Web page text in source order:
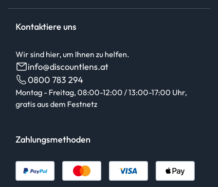
Kontaktiere uns
Wir sind hier, um Ihnen zu helfen.
info@discountlens.at
0800 783 294
Montag - Freitag, 08:00-12:00 / 13:00-17:00 Uhr,
gratis aus dem Festnetz
Zahlungsmethoden